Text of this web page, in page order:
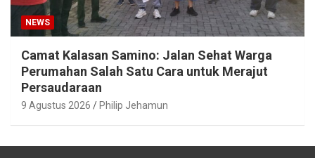
NEWS
Camat Kalasan Samino: Jalan Sehat Warga
Perumahan Salah Satu Cara untuk Merajut
Persaudaraan
9 Agustus 2026 Philip Jehamun